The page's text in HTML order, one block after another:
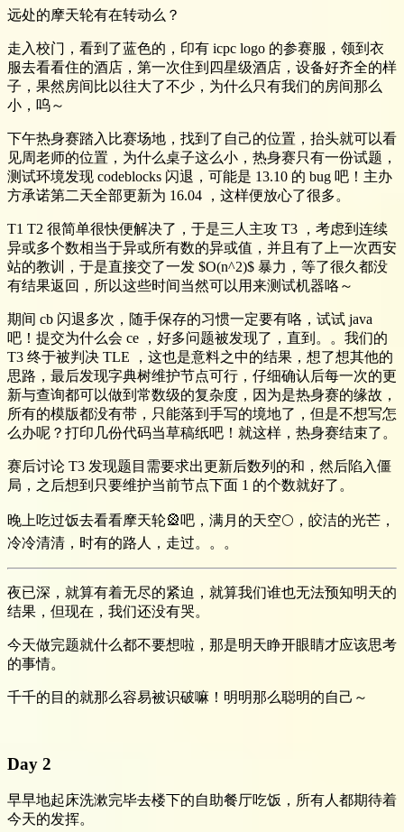
远处的摩天轮有在转动么？
走入校门，看到了蓝色的，印有 icpc logo 的参赛服，领到衣
服去看看住的酒店，第一次住到四星级酒店，设备好齐全的样
子，果然房间比以往大了不少，为什么只有我们的房间那么
小，呜～
下午热身赛踏入比赛场地，找到了自己的位置，抬头就可以看
见周老师的位置，为什么桌子这么小，热身赛只有一份试题，
测试环境发现 codeblocks 闪退，可能是 13.10 的 bug 吧！主办
方承诺第二天全部更新为 16.04 ，这样便放心了很多。
T1 T2 很简单很快便解决了，于是三人主攻 T3 ，考虑到连续
异或多个数相当于异或所有数的异或值，并且有了上一次西安
站的教训，于是直接交了一发 $O(n^2)$ 暴力，等了很久都没
有结果返回，所以这些时间当然可以用来测试机器咯～
期间 cb 闪退多次，随手保存的习惯一定要有咯，试试 java
吧！提交为什么会 ce ，好多问题被发现了，直到。。我们的
T3 终于被判决 TLE ，这也是意料之中的结果，想了想其他的
思路，最后发现字典树维护节点可行，仔细确认后每一次的更
新与查询都可以做到常数级的复杂度，因为是热身赛的缘故，
所有的模版都没有带，只能落到手写的境地了，但是不想写怎
么办呢？打印几份代码当草稿纸吧！就这样，热身赛结束了。
赛后讨论 T3 发现题目需要求出更新后数列的和，然后陷入僵
局，之后想到只要维护当前节点下面 1 的个数就好了。
晚上吃过饭去看看摩天轮🎡吧，满月的天空🌕，皎洁的光芒，
冷冷清清，时有的路人，走过。。。
夜已深，就算有着无尽的紧迫，就算我们谁也无法预知明天的
结果，但现在，我们还没有哭。
今天做完题就什么都不要想啦，那是明天睁开眼睛才应该思考
的事情。
千千的目的就那么容易被识破嘛！明明那么聪明的自己～
Day 2
早早地起床洗漱完毕去楼下的自助餐厅吃饭，所有人都期待着
今天的发挥。